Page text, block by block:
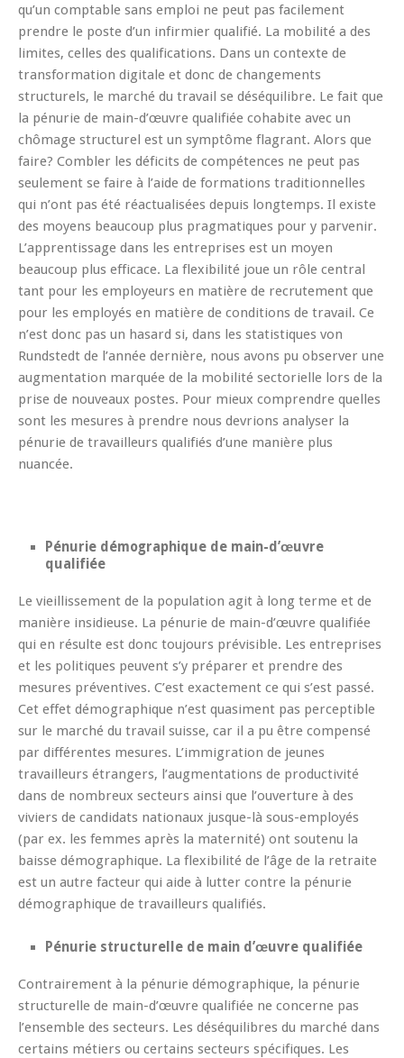
qu’un comptable sans emploi ne peut pas facilement
prendre le poste d’un infirmier qualifié. La mobilité a des
limites, celles des qualifications. Dans un contexte de
transformation digitale et donc de changements
structurels, le marché du travail se déséquilibre. Le fait que
la pénurie de main-d’œuvre qualifiée cohabite avec un
chômage structurel est un symptôme flagrant. Alors que
faire? Combler les déficits de compétences ne peut pas
seulement se faire à l’aide de formations traditionnelles
qui n’ont pas été réactualisées depuis longtemps. Il existe
des moyens beaucoup plus pragmatiques pour y parvenir.
L’apprentissage dans les entreprises est un moyen
beaucoup plus efficace. La flexibilité joue un rôle central
tant pour les employeurs en matière de recrutement que
pour les employés en matière de conditions de travail. Ce
n’est donc pas un hasard si, dans les statistiques von
Rundstedt de l’année dernière, nous avons pu observer une
augmentation marquée de la mobilité sectorielle lors de la
prise de nouveaux postes. Pour mieux comprendre quelles
sont les mesures à prendre nous devrions analyser la
pénurie de travailleurs qualifiés d’une manière plus
nuancée.
Pénurie démographique de main-d’œuvre
qualifiée
Le vieillissement de la population agit à long terme et de
manière insidieuse. La pénurie de main-d’œuvre qualifiée
qui en résulte est donc toujours prévisible. Les entreprises
et les politiques peuvent s’y préparer et prendre des
mesures préventives. C’est exactement ce qui s’est passé.
Cet effet démographique n’est quasiment pas perceptible
sur le marché du travail suisse, car il a pu être compensé
par différentes mesures. L’immigration de jeunes
travailleurs étrangers, l’augmentations de productivité
dans de nombreux secteurs ainsi que l’ouverture à des
viviers de candidats nationaux jusque-là sous-employés
(par ex. les femmes après la maternité) ont soutenu la
baisse démographique. La flexibilité de l’âge de la retraite
est un autre facteur qui aide à lutter contre la pénurie
démographique de travailleurs qualifiés.
Pénurie structurelle de main d’œuvre qualifiée
Contrairement à la pénurie démographique, la pénurie
structurelle de main-d’œuvre qualifiée ne concerne pas
l’ensemble des secteurs. Les déséquilibres du marché dans
certains métiers ou certains secteurs spécifiques. Les